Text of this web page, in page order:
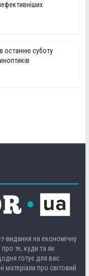
останню суботу
видання на економічну
те, куди та як
готує для вас
матеріали про світовий